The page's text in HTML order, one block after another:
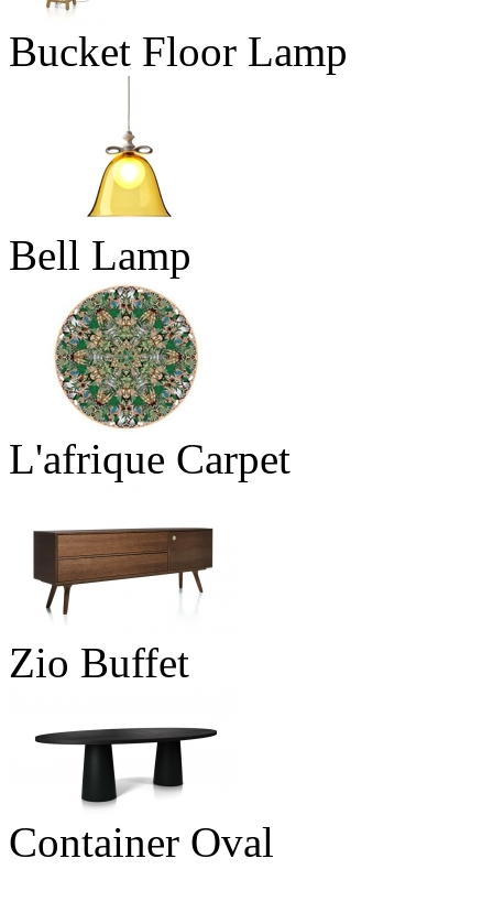
Bucket Floor Lamp
Bell Lamp
L'afrique Carpet
Zio Buffet
Container Oval